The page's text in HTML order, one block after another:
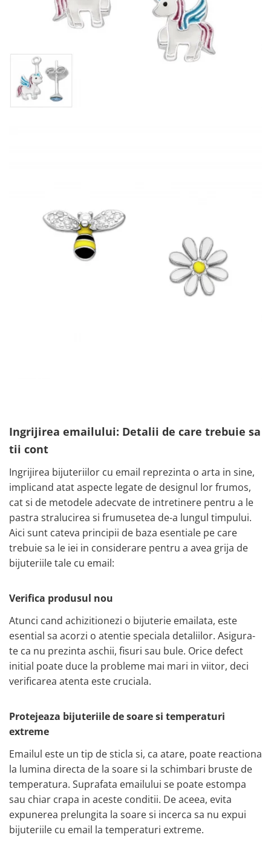
Ingrijirea emailului: Detalii de care trebuie sa
tii cont
Ingrijirea bijuteriilor cu email reprezinta o arta in sine,
implicand atat aspecte legate de designul lor frumos,
cat si de metodele adecvate de intretinere pentru a le
pastra stralucirea si frumusetea de-a lungul timpului.
Aici sunt cateva principii de baza esentiale pe care
trebuie sa le iei in considerare pentru a avea grija de
bijuteriile tale cu email:
Verifica produsul nou
Atunci cand achizitionezi o bijuterie emailata, este
esential sa acorzi o atentie speciala detaliilor. Asigura-
te ca nu prezinta aschii, fisuri sau bule. Orice defect
initial poate duce la probleme mai mari in viitor, deci
verificarea atenta este cruciala.
Protejeaza bijuteriile de soare si temperaturi
extreme
Emailul este un tip de sticla si, ca atare, poate reactiona
la lumina directa de la soare si la schimbari bruste de
temperatura. Suprafata emailului se poate estompa
sau chiar crapa in aceste conditii. De aceea, evita
expunerea prelungita la soare si incerca sa nu expui
bijuteriile cu email la temperaturi extreme.